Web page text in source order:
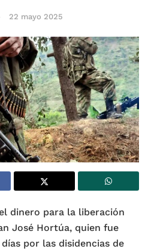
22 mayo 2025
dinero para la liberación
José Hortúa, quien fue
por las disidencias de